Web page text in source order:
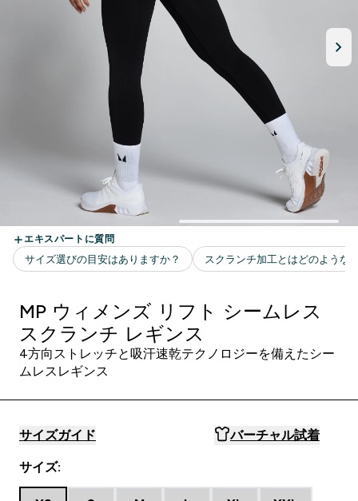
MP ウィメンズ リフト シームレス
スクランチ レギンス
4方向ストレッチと吸汗速乾テクノロジーを備えたシー
ムレスレギンス
サイズガイド バーチャル試着
サイズ: